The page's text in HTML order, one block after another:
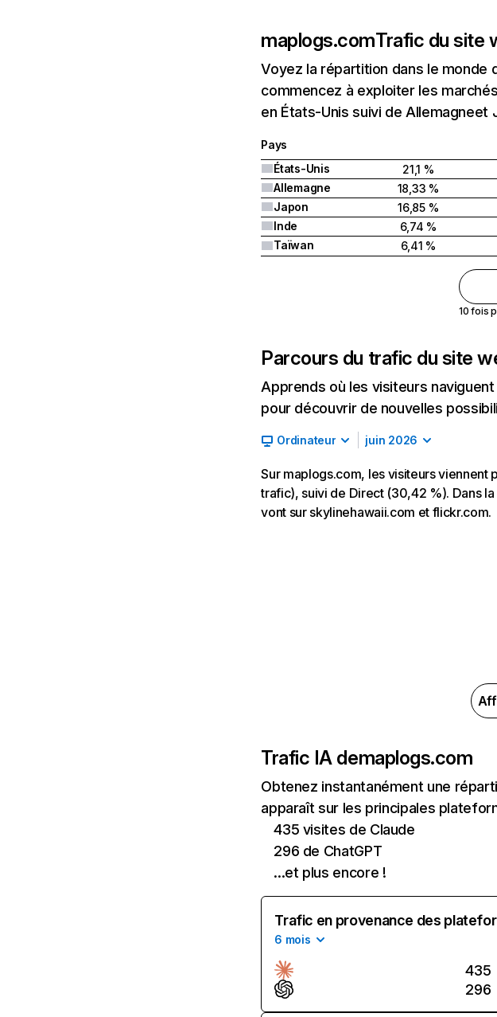
maplogs.comTrafic du site
Voyez la répartition dans le
commencez à exploiter les
en États-Unis suivi de Allemagneet
Pays
États-Unis
21,1 %
Allemagne
18,33 %
Japon
16,85 %
Inde
6,74 %
Taïwan
6,41 %
10 fois
Parcours du trafic du site
Apprends où les visiteurs
pour découvrir de nouvelles
Ordinateur juin 2026
Sur maplogs.com, les visiteurs viennent
trafic), suivi de Direct (30,42 %). Dans
vont sur skylinehawaii.com et flickr.com.
Trafic IA demaplogs.com
Obtenez instantanément une
apparaît sur les principales
435 visites de Claude
296 de ChatGPT
...et plus encore !
Trafic en provenance des
6 mois
435
296